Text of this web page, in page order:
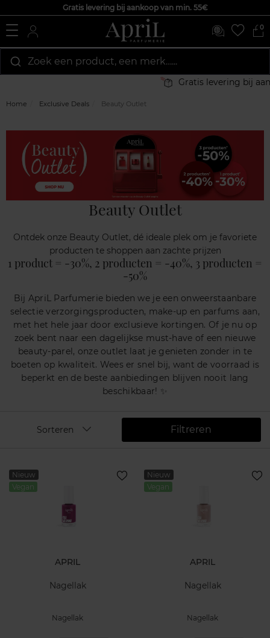
Gratis levering bij aankoop van min. 55€
0
Zoek een product, een merk…...
Gratis levering bij aankoop
Home Exclusive Deals Beauty Outlet
Beauty Outlet
Ontdek onze Beauty Outlet, dé ideale plek om je favoriete
producten te shoppen aan zachte prijzen
1 product = -30%, 2 producten = -40%, 3 producten =
-50%
Bij ApriL Parfumerie bieden we je een onweerstaanbare
selectie verzorgingsproducten, make-up en parfums aan,
met het hele jaar door exclusieve kortingen. Of je nu op
zoek bent naar een dagelijkse must-have of een nieuwe
beauty-parel, onze outlet laat je genieten zonder in te
boeten op kwaliteit. Wees er snel bij, want de voorraad is
beperkt en de beste aanbiedingen blijven nooit lang
beschikbaar! ✨
Filtreren
Sorteren
Nieuw
Vegan
APRIL
Nagellak
Nagellak
Nieuw
Vegan
APRIL
Nagellak
Nagellak